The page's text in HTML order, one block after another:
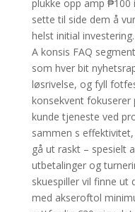
plukke opp amp
sette til side dem å
helst initial
A konsis FAQ
som hver bit
løsrivelse, og fyll
konsekvent fokuserer
kunde tjeneste ved
sammen s
gå ut raskt – spesielt
utbetalinger og
skuespiller vil finne ut
med akseroftol